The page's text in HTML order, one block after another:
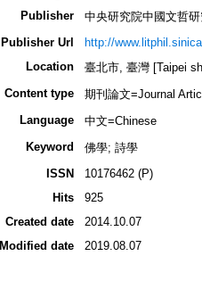
Publisher
中央研究院中國文哲
Publisher Url
http://
Location
臺北市, 臺灣 [Taipei
Content type
期刊論文=Journal
Language
中文=Chinese
Keyword
佛學; 詩學
ISSN
10176462 (P)
Hits
925
Created date
2014.10.07
Modified date
2019.08.07